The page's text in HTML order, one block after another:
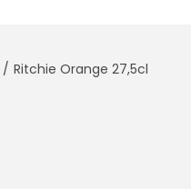
/ Ritchie Orange 27,5cl